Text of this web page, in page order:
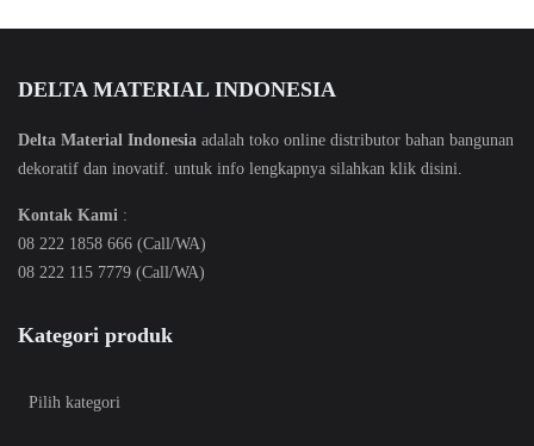
DELTA MATERIAL INDONESIA
Delta Material Indonesia adalah toko online distributor bahan bangunan
dekoratif dan inovatif. untuk info lengkapnya silahkan klik disini.
Kontak Kami :
08 222 1858 666 (Call/WA)
08 222 115 7779 (Call/WA)
Kategori produk